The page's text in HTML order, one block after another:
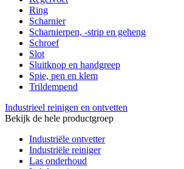
Ring
Scharnier
Scharnierpen, -strip en geheng
Schroef
Slot
Sluitknop en handgreep
Spie, pen en klem
Trildempend
Industrieel reinigen en ontvetten
Bekijk de hele productgroep
Industriële ontvetter
Industriële reiniger
Las onderhoud